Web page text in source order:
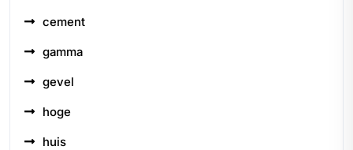
cement
gamma
gevel
hoge
huis